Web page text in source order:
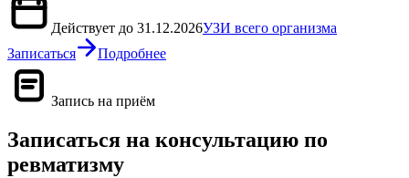
Действует до 31.12.2026УЗИ всего организма
Записаться
Подробнее
Запись на приём
Записаться на консультацию по
ревматизму